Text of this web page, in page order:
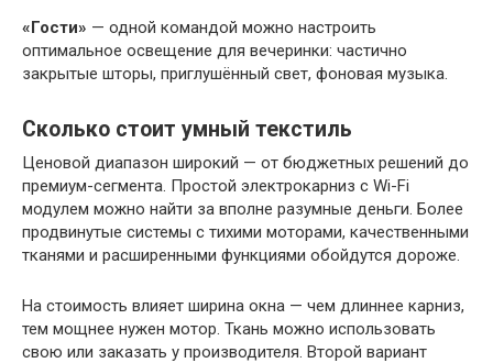
«Гости» — одной командой можно настроить
оптимальное освещение для вечеринки: частично
закрытые шторы, приглушённый свет, фоновая музыка.
Сколько стоит умный текстиль
Ценовой диапазон широкий — от бюджетных решений до
премиум-сегмента. Простой электрокарниз с Wi-Fi
модулем можно найти за вполне разумные деньги. Более
продвинутые системы с тихими моторами, качественными
тканями и расширенными функциями обойдутся дороже.
На стоимость влияет ширина окна — чем длиннее карниз,
тем мощнее нужен мотор. Ткань можно использовать
свою или заказать у производителя. Второй вариант